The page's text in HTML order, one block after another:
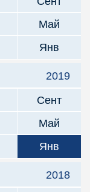
Май
Янв
2019
Сент
Май
Янв
2018